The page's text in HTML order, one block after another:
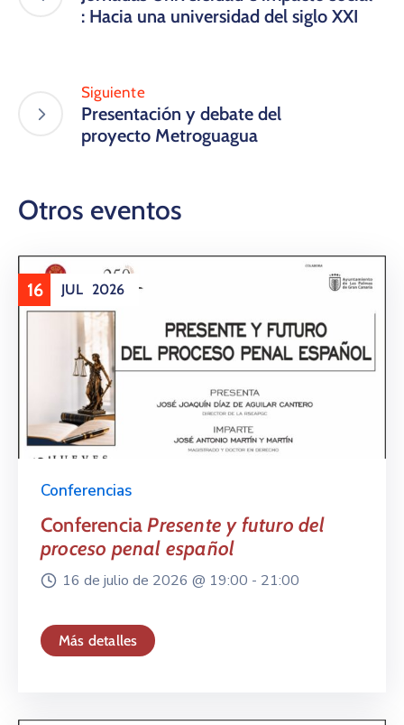
: Hacia una universidad del siglo XXI
Siguiente
Presentación y debate del
proyecto Metroguagua
Otros eventos
16 JUL 2026
Conferencias
ConferenciaPresente y futuro del
proceso penal español
16 de julio de 2026 @ 19:00 - 21:00
Más detalles